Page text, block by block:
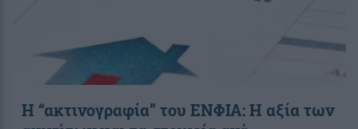
Η “ακτινογραφία” του ΕΝΦΙΑ: Η αξία των